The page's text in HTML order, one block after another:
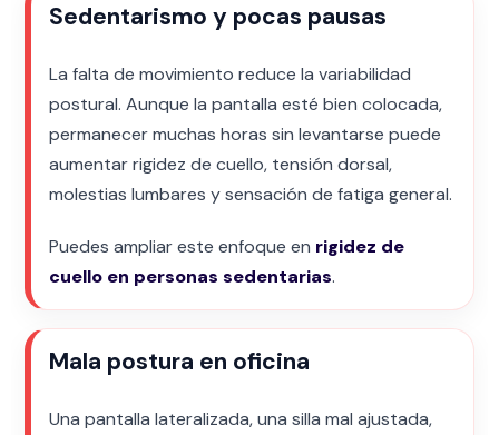
Sedentarismo y pocas pausas
La falta de movimiento reduce la variabilidad
postural. Aunque la pantalla esté bien colocada,
permanecer muchas horas sin levantarse puede
aumentar rigidez de cuello, tensión dorsal,
molestias lumbares y sensación de fatiga general.
Puedes ampliar este enfoque en rigidez de
cuello en personas sedentarias.
Mala postura en oficina
Una pantalla lateralizada, una silla mal ajustada,